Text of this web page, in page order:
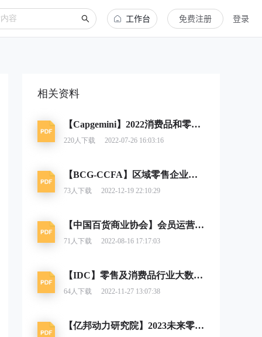
工作台 免费注册 登录
相关资料
【Capgemini】2022消费品和零售行业消费者行为追踪
220人下载 2022-07-26 16:03:16
【BCG-CCFA】区域零售企业的未来：打造中国“人本主义零售”
73人下载 2022-12-19 22:10:29
【中国百货商业协会】会员运营，从量变到质变 ——2022年中国零售业会员运营报告
71 人下载 2022-08-16 17:17:03
【IDC】零售及消费品行业大数据分析实践2022
64人下载 2022-11-27 13:07:38
【亿邦动力研究院】2023未来零售发展报告